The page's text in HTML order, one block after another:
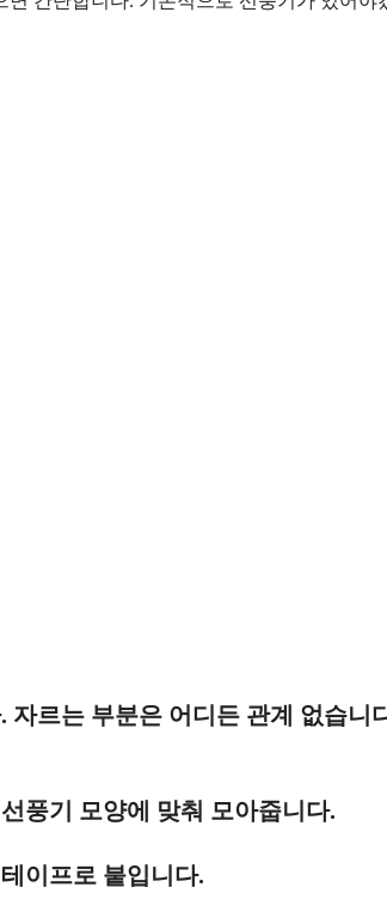
자르는 부분은 어디든 관계 없습니
풍기 모양에 맞춰 모아줍니다.
이프로 붙입니다.